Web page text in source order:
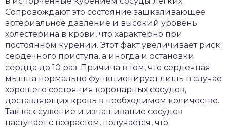
Сопровождают это состояние зашкаливающее
артериальное давление и высокий уровень
холестерина в крови, что характерно при
постоянном курении. Этот факт увеличивает риск
сердечного приступа, а иногда и остановки
сердца до 10 раз. Причина в том, что сердечная
мышца нормально функционирует лишь в случае
хорошего состояния коронарных сосудов,
доставляющих кровь в необходимом количестве.
Так как сужение и изнашивание сосудов
наступает с возрастом, получается, что